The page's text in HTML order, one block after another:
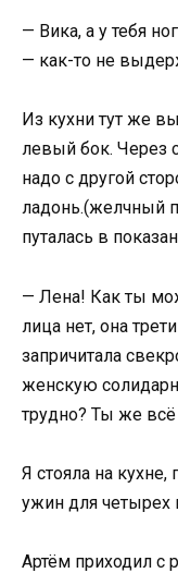
— Вика, а у тебя
— как-то не
Из кухни тут же
левый бок. Через
надо с другой
ладонь.(желчный
путалась в
— Лена! Как ты
лица нет, она
запричитала
женскую
трудно? Ты же
Я стояла на кухне,
ужин для четырех
Артём приходил с